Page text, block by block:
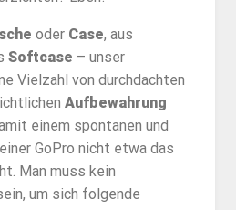
oder Case, aus
Softcase – unser
Vielzahl von durchdachten
Aufbewahrung
einem spontanen und
GoPro nicht etwa das
Man muss kein
um sich folgende